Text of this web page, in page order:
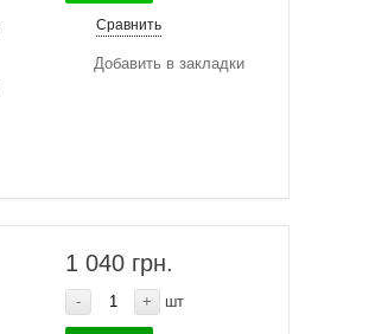
Сравнить
Добавить в закладки
1 040 грн.
- + шт